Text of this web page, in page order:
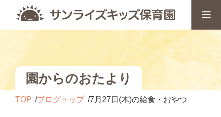
園からのおたより
TOP ブログトップ 7月27日(木)の給食・おやつ